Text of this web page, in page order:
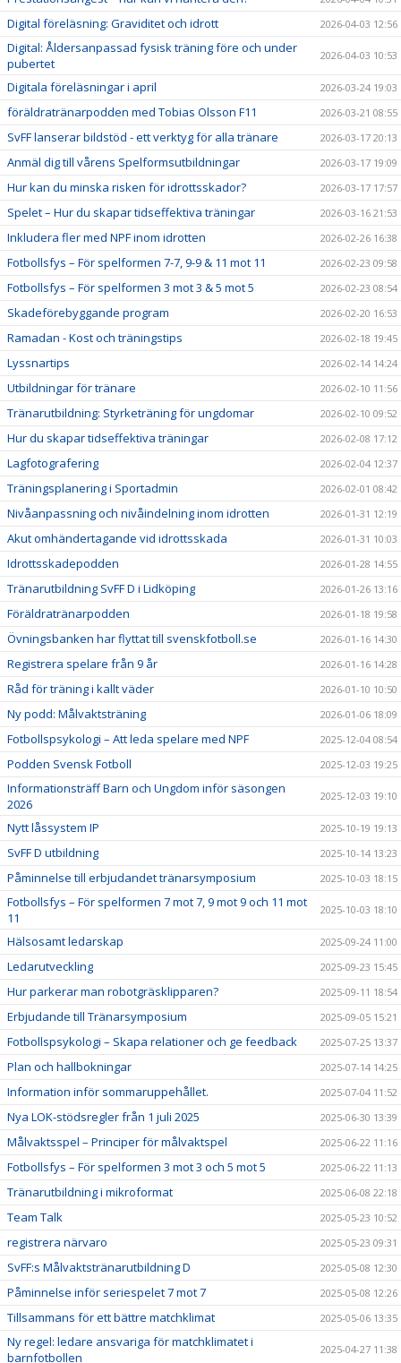
Digital föreläsning: Graviditet och idrott 2026-04-03 12:56
Digital: Åldersanpassad fysisk träning före och under
pubertet
2026-04-03 10:53
Digitala föreläsningar i april 2026-03-24 19:03
föräldratränarpodden med Tobias Olsson F11 2026-03-21 08:55
SvFF lanserar bildstöd - ett verktyg för alla tränare 2026-03-17 20:13
Anmäl dig till vårens Spelformsutbildningar 2026-03-17 19:09
Hur kan du minska risken för idrottsskador? 2026-03-17 17:57
Spelet – Hur du skapar tidseffektiva träningar 2026-03-16 21:53
Inkludera fler med NPF inom idrotten 2026-02-26 16:38
Fotbollsfys – För spelformen 7-7, 9-9 & 11 mot 11 2026-02-23 09:58
Fotbollsfys – För spelformen 3 mot 3 & 5 mot 5 2026-02-23 08:54
Skadeförebyggande program 2026-02-20 16:53
Ramadan - Kost och träningstips 2026-02-18 19:45
Lyssnartips 2026-02-14 14:24
Utbildningar för tränare 2026-02-10 11:56
Tränarutbildning: Styrketräning för ungdomar 2026-02-10 09:52
Hur du skapar tidseffektiva träningar 2026-02-08 17:12
Lagfotografering 2026-02-04 12:37
Träningsplanering i Sportadmin 2026-02-01 08:42
Nivåanpassning och nivåindelning inom idrotten 2026-01-31 12:19
Akut omhändertagande vid idrottsskada 2026-01-31 10:03
Idrottsskadepodden 2026-01-28 14:55
Tränarutbildning SvFF D i Lidköping 2026-01-26 13:16
Föräldratränarpodden 2026-01-18 19:58
Övningsbanken har flyttat till svenskfotboll.se 2026-01-16 14:30
Registrera spelare från 9 år 2026-01-16 14:28
Råd för träning i kallt väder 2026-01-10 10:50
Ny podd: Målvaktsträning 2026-01-06 18:09
Fotbollspsykologi – Att leda spelare med NPF 2025-12-04 08:54
Podden Svensk Fotboll 2025-12-03 19:25
Informationsträff Barn och Ungdom inför säsongen
2026
2025-12-03 19:10
Nytt låssystem IP 2025-10-19 19:13
SvFF D utbildning 2025-10-14 13:23
Påminnelse till erbjudandet tränarsymposium 2025-10-03 18:15
Fotbollsfys – För spelformen 7 mot 7, 9 mot 9 och 11 mot
11
2025-10-03 18:10
Hälsosamt ledarskap 2025-09-24 11:00
Ledarutveckling 2025-09-23 15:45
Hur parkerar man robotgräsklipparen? 2025-09-11 18:54
Erbjudande till Tränarsymposium 2025-09-05 15:21
Fotbollspsykologi – Skapa relationer och ge feedback 2025-07-25 13:37
Plan och hallbokningar 2025-07-14 14:25
Information inför sommaruppehållet. 2025-07-04 11:52
Nya LOK-stödsregler från 1 juli 2025 2025-06-30 13:39
Målvaktsspel – Principer för målvaktspel 2025-06-22 11:16
Fotbollsfys – För spelformen 3 mot 3 och 5 mot 5 2025-06-22 11:13
Tränarutbildning i mikroformat 2025-06-08 22:18
Team Talk 2025-05-23 10:52
registrera närvaro 2025-05-23 09:31
SvFF:s Målvaktstränarutbildning D 2025-05-08 12:30
Påminnelse inför seriespelet 7 mot 7 2025-05-08 12:26
Tillsammans för ett bättre matchklimat 2025-05-06 13:35
Ny regel: ledare ansvariga för matchklimatet i
barnfotbollen
2025-04-27 11:38